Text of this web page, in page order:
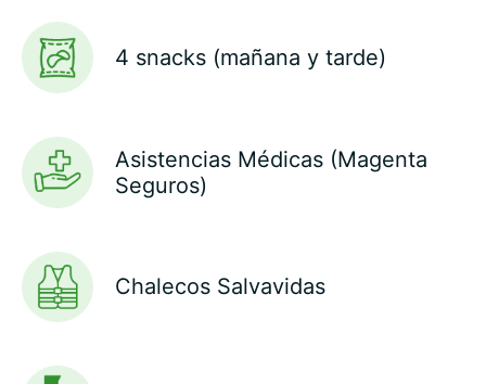
4 snacks (mañana y tarde)
Asistencias Médicas (Magenta
Seguros)
Chalecos Salvavidas